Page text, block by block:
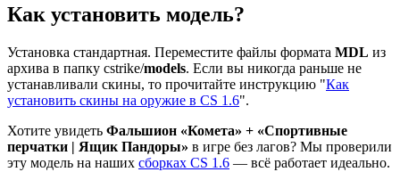
Как установить модель?
Установка стандартная. Переместите файлы формата MDL из
архива в папку cstrike/models. Если вы никогда раньше не
устанавливали скины, то прочитайте инструкцию "Как
установить скины на оружие в CS 1.6".
Хотите увидеть Фальшион «Комета» + «Спортивные
перчатки | Ящик Пандоры» в игре без лагов? Мы проверили
эту модель на наших сборках CS 1.6 — всё работает идеально.